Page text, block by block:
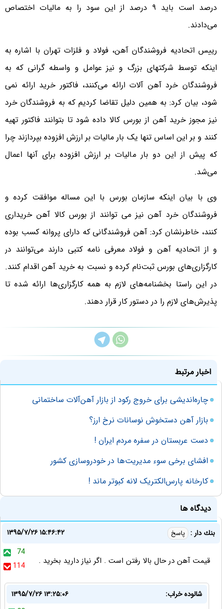
درصد است باید ۹ درصد از این سود را به مالیات اختصاص
می‌دادند.
رییس اتحادیه فروشندگان آهن، فولاد و فلزات تهران با اشاره به
اینکه توسط شرکتهای بزرگ و نیز عوامل و واسطه گرانی که به
فروشندگان خرد آهن آلات ارائه می‌کنند، فاکتور خرید ارائه نمی
شود، بیان کرد: به همین دلیل تقاضا کردیم که به فروشندگان خرد
نیز مجوز خرید آهن از بورس کالا داده شود تا بتوانند فاکتور تهیه
کنند و بر این اساس تنها یک بار مالیات بر ارزش افزوده بپردازند چرا
که پیش از این دو بار مالیات بر ارزش افزوده برای آنها اعمال
می‌شد.
وی با بیان اینکه سازمان بورس با این مساله موافقت کرده و
فروشندگان خرد آهن نیز می توانند از بورس کالا آهن خریداری
کنند، خاطرنشان کرد: آهن فروشندگانی که دارای پروانه کسب بوده
و از اتحادیه آهن و فولاد معرفی‌ نامه کتبی دارند می‌توانند در
کارگزاری‌های بورس ثبت‌نام کرده و نسبت به خرید آهن اقدام کنند.
در این راستا بخشنامه‌های لازم به همه کارگزاری‌ها ارائه شده تا
پذیرش‌های لازم را در دستور کار قرار دهند.
اخبار مرتبط
چاره‌اندیشی برای خروج رکود از بازار آهن‌آلات ساختمانی
بازار آهن دستخوش نوسانات نرخ ارز؟
دست‌ عربستان‌ در‌ سفره مردم ایران !
افشای برخی سوء مدیریت‌ها در خودروسازی کشور
کارخانه پارس‌الکتریک لانه کبوتر ماند !
دیدگاه ها
بنك دار : پاسخ
۱۳۹۵/۷/۲۶ ۱۵:۴۶:۴۲
74
114
قيمت آهن در حال بالا رفتن است . اگر نياز داريد بخريد .
شالوده خراب:
۱۳۹۵/۷/۲۶ ۱۳:۲۵:۰۶